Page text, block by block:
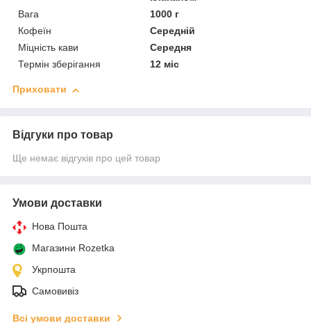
Вага
1000 г
Кофеїн
Середній
Міцність кави
Середня
Термін зберігання
12 міс
Приховати
Відгуки про товар
Ще немає відгуків про цей товар
Умови доставки
Нова Пошта
Магазини Rozetka
Укрпошта
Самовивіз
Всі умови доставки